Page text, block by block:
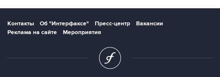
Контакты Об "Интерфаксе" Пресс-центр
Вакансии
Реклама на сайте
Мероприятия